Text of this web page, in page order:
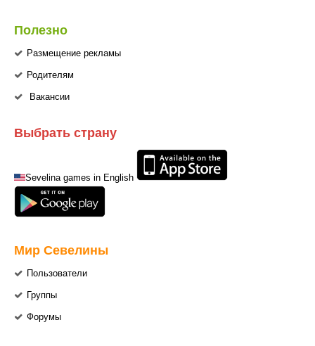
Полезно
Размещение рекламы
Родителям
Вакансии
Выбрать страну
Sevelina games in English
Мир Севелины
Пользователи
Группы
Форумы